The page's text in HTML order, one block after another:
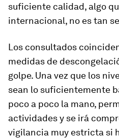
suficiente calidad, algo
internacional, no es tan
Los consultados
medidas de
golpe. Una vez que los
sean lo suficientemente
poco a poco la mano,
actividades y se irá
vigilancia muy estricta si